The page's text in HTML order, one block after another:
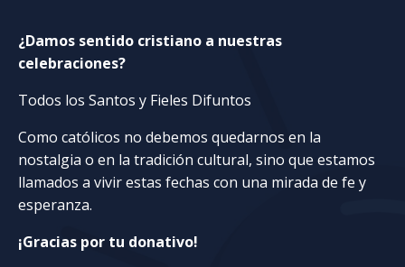
¿Damos sentido cristiano a nuestras
celebraciones?
Todos los Santos y Fieles Difuntos
Como católicos no debemos quedarnos en la
nostalgia o en la tradición cultural, sino que estamos
llamados a vivir estas fechas con una mirada de fe y
esperanza.
¡Gracias por tu donativo!